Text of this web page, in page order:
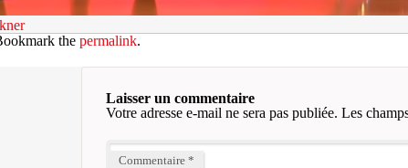
the permalink.
Laisser un commentaire
Votre adresse e-mail ne sera pas publiée. Les
Commentaire *